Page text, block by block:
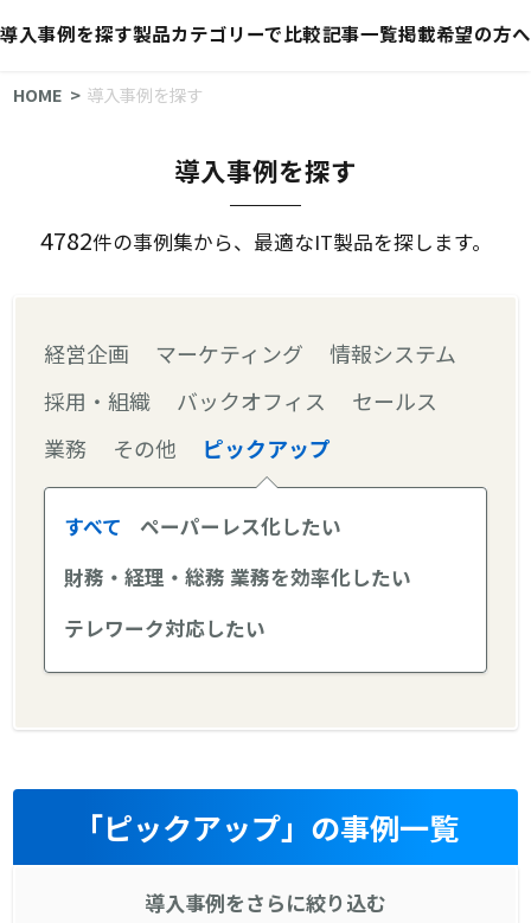
導入事例を探す製品カテゴリーで比較記事一覧掲載希望の方へ
HOME 導入事例を探す
導入事例を探す
4782件の事例集から、最適なIT製品を探します。
経営企画 マーケティング
情報システム
採用・組織
バックオフィス
セールス
業務
その他 ピックアップ
すべて
ペーパーレス化したい
財務・経理・総務 業務を効率化したい
テレワーク対応したい
「ピックアップ」の事例一覧
導入事例をさらに絞り込む